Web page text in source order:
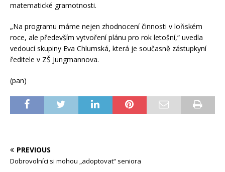
matematické gramotnosti.
„Na programu máme nejen zhodnocení činnosti v loňském
roce, ale především vytvoření plánu pro rok letošní,“ uvedla
vedoucí skupiny Eva Chlumská, která je současně zástupkyní
ředitele v ZŠ Jungmannova.
(pan)
PREVIOUS
Dobrovolníci si mohou „adoptovat“ seniora